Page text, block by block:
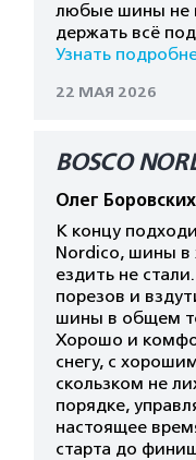
любые шины не
держать всё
Узнать
22 МАЯ 2026
BOSCO
Олег Боровских
К концу
Nordico, шины в
ездить не
порезов и
шины в общем
Хорошо и
снегу, с
скользком не
порядке,
настоящее
старта до